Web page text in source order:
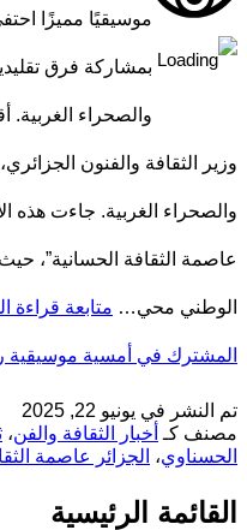
موسيقيًا مميزًا
بمشاركة فرق
والصحراء
وزير الثقافة والفنون
والصحراء الغربية. جاءت هذه
عاصمة الثقافة الحسانية”،
الوطني محي… متابعة قراءة
المشترك في أمسية موسيقية
تم النشر في يونيو 22, 2025
مصنف كـ أخبار الثقافة والفن،
الحسناوي، الجزائر عاصمة
القائمة الرئيسية